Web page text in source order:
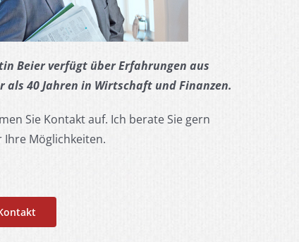
Beier verfügt über Erfahrungen aus
als 40 Jahren in Wirtschaft und Finanzen.
Sie Kontakt auf. Ich berate Sie gern
Ihre Möglichkeiten.